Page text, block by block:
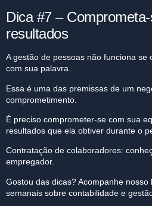
Dica #7 –
resultados
A gestão de pessoas não funciona
com sua palavra.
Essa é uma das premissas de um
comprometimento.
É preciso comprometer-se com sua
resultados que ela obtiver durante o
Contratação de colaboradores:
empregador.
Gostou das dicas? Acompanhe nosso
semanais sobre contabilidade e